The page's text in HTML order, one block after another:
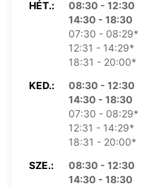
HÉT.:
08:30 - 12:30
14:30 - 18:30
07:30 - 08:29*
12:31 - 14:29*
18:31 - 20:00*
KED.:
08:30 - 12:30
14:30 - 18:30
07:30 - 08:29*
12:31 - 14:29*
18:31 - 20:00*
SZE.:
08:30 - 12:30
14:30 - 18:30